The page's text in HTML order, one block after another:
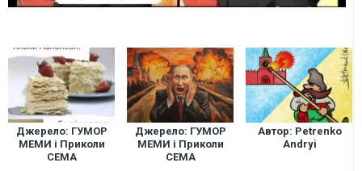
Джерело: ГУМОР
МЕМИ і Приколи
СЕМА
Джерело: ГУМОР
МЕМИ і Приколи
СЕМА
Автор: Petrenko
Andryi